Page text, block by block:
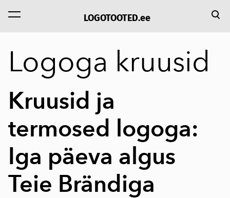
LOGOTOOTED.ee
lisati ostukorvi. Vaata ostukorvi
Logoga kruusid
Kruusid ja
termosed logoga:
Iga päeva algus
Teie Brändiga